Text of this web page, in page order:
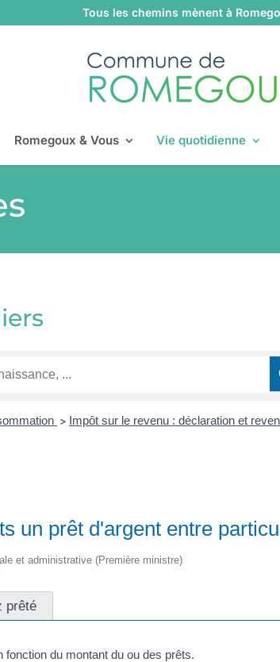
Tous les chemins mènent à
Romegoux & Vous Vie quotidienne
> Impôt sur le revenu : déclaration et
un prêt d'argent entre
et administrative (Première ministre)
prêté
du montant du ou des prêts.